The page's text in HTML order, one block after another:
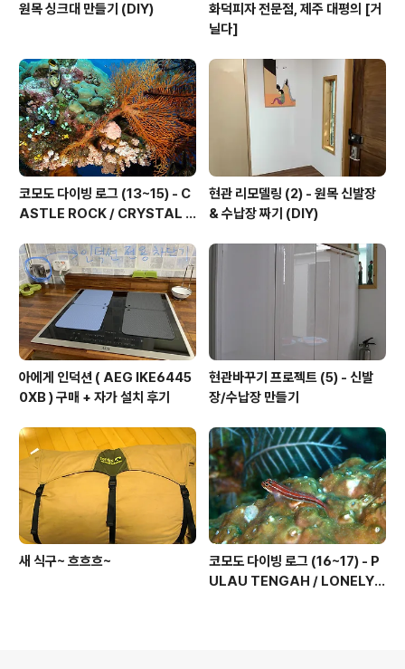
원목 싱크대 만들기 (DIY)
화덕피자 전문점, 제주 대평의 [거
닐다]
코모도 다이빙 로그 (13~15) - C
ASTLE ROCK / CRYSTAL R
R
현관 리모델링 (2) - 원목 신발장
& 수납장 짜기 (DIY)
아에게 인덕션 ( AEG IKE6445
0XB ) 구매 + 자가 설치 후기
현관바꾸기 프로젝트 (5) - 신발
장/수납장 만들기
새 식구~ 흐흐흐~
코모도 다이빙 로그 (16~17) - P
ULAU TENGAH / LONELY